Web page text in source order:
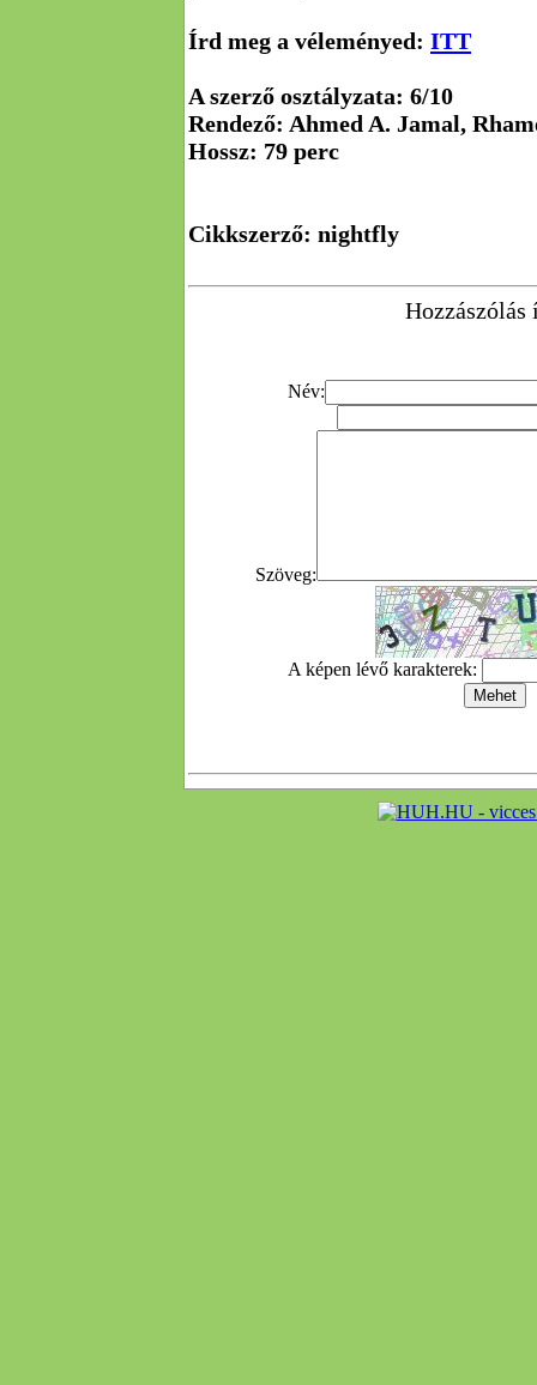
Írd meg a véleményed: ITT
A szerző osztályzata: 6/10
Rendező: Ahmed A. Jamal,
Hossz: 79 perc
Cikkszerző: nightfly
Hozzászólás
Név:
Szöveg:
A képen lévő karakterek: